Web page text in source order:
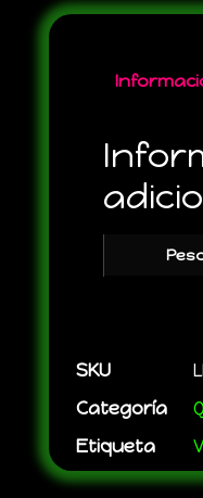
SKU
Categoría
Etiqueta